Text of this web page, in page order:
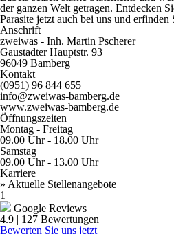
der ganzen Welt getragen. Entdecken
Parasite jetzt auch bei uns und erfinden
Anschrift
zweiwas - Inh. Martin Pscherer
Gaustadter Hauptstr. 93
96049 Bamberg
Kontakt
(0951) 96 844 655
info@zweiwas-bamberg.de
www.zweiwas-bamberg.de
Öffnungszeiten
Montag - Freitag
09.00 Uhr - 18.00 Uhr
Samstag
09.00 Uhr - 13.00 Uhr
Karriere
» Aktuelle Stellenangebote
1
Google Reviews
4.9 | 127 Bewertungen
Bewerten Sie uns jetzt